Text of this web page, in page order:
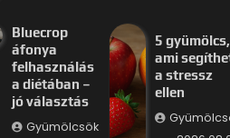
Bluecrop
áfonya
felhasználás
a diétában –
jó választás
Gyümölcsök
5 gyümölcs,
ami
a stressz
ellen